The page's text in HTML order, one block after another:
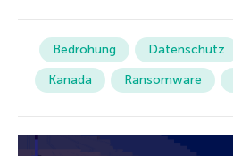
Bedrohung Datenschutz
Kanada
Ransomware